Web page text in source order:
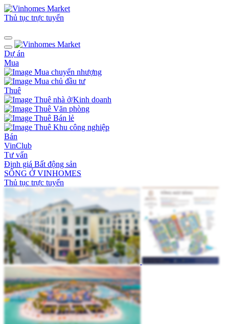
Thủ tục trực tuyến
Dự án
Mua
Mua chuyển nhượng
Mua chủ đầu tư
Thuê
Thuê nhà ở/Kinh doanh
Thuê Văn phòng
Thuê Bán lẻ
Thuê Khu công nghiệp
Bán
VinClub
Tư vấn
Định giá Bất động sản
SỐNG Ở VINHOMES
Thủ tục trực tuyến